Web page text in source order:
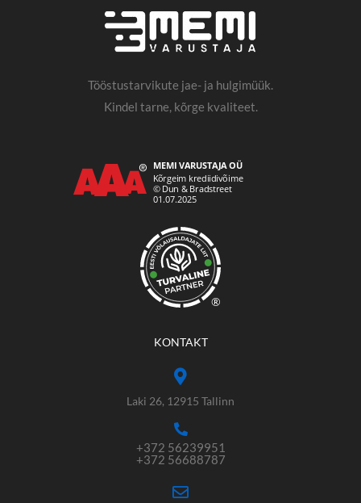
Tööstustarvikute jae- ja hulgimüük.
Kindel tarne, kõrge kvaliteet.
®
KONTAKT
Laki 26, 12915 Tallinn
+372 56239951
+372 56688787